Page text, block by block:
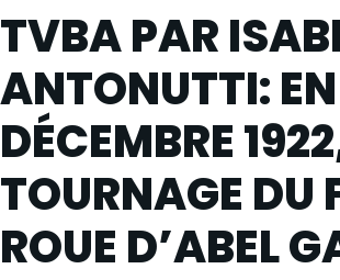
TVBA PAR
ANTONUTTI: EN
DÉCEMBRE
TOURNAGE DU
ROUE D’ABEL